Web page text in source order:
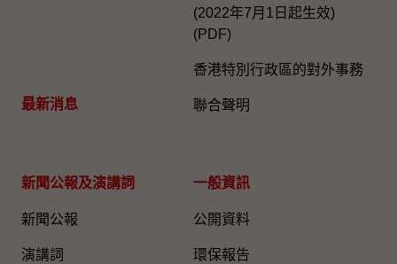
最新消息
(2022年7月1日起生效)
(PDF)
香港特別行政區的對外事務
聯合聲明
新聞公報及演講詞
新聞公報
演講詞
一般資訊​
公開資料
環保報告